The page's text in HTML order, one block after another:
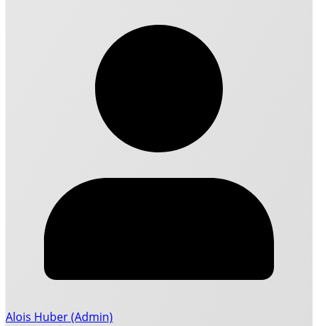
Alois Huber (Admin)